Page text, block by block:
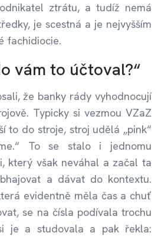
ztrátu, a tudíž nemá
je scestná a je nejvyšším
fachidiocie.
vám to účtoval?“
že banky rády vyhodnocují
Typicky si vezmou VZaZ
to do stroje, stroj udělá „pink“
To se stalo i jednomu
který však neváhal a začal ta
a dávat do kontextu.
evidentně měla čas a chuť
se na čísla podívala trochu
je a studovala a pak řekla: